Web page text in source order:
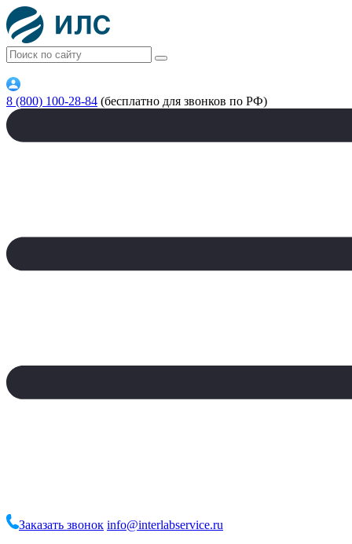
8 (800) 100-28-84 (бесплатно для звонков по РФ)
Заказать звонок info@interlabservice.ru